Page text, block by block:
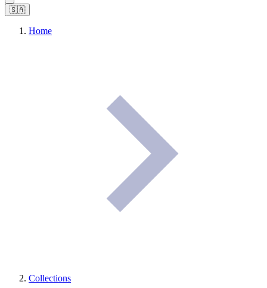
🇸🇦
Home
Collections